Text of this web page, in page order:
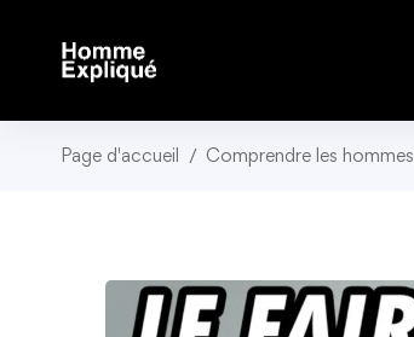
Page d'accueil Comprendre les hommes